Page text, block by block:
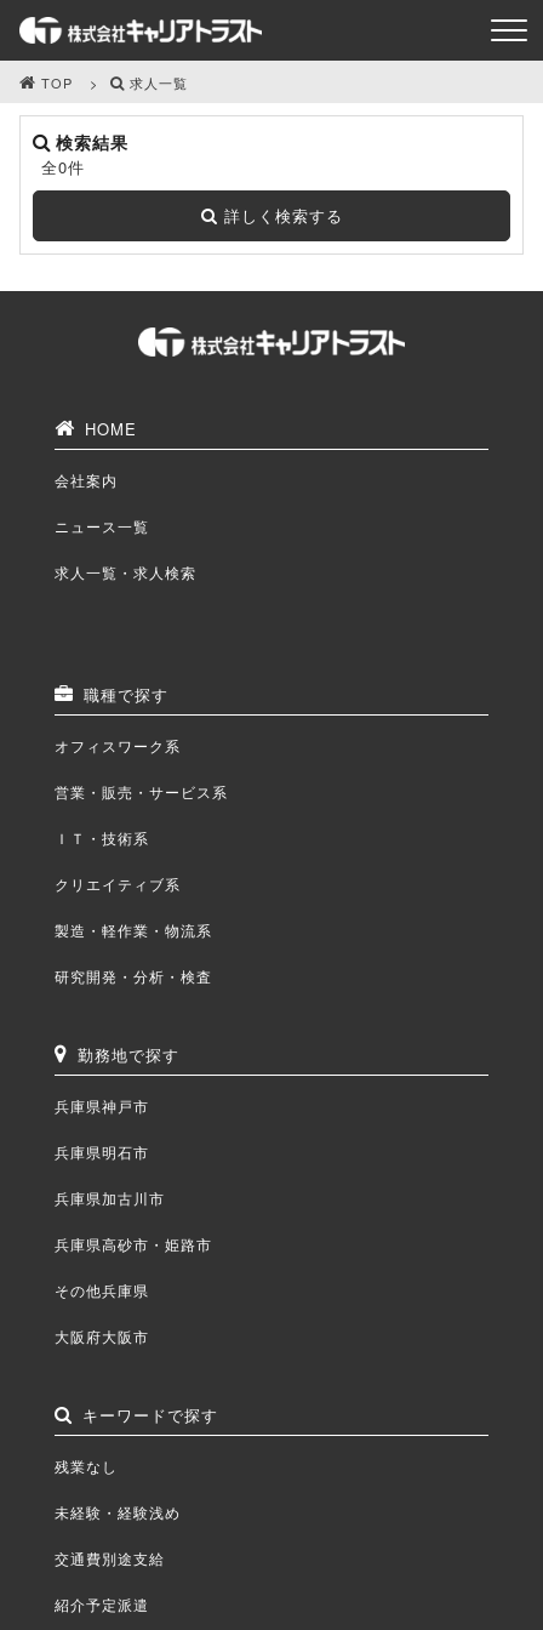
TOP 求人一覧
検索結果
全0件
詳しく検索する
HOME
会社案内
ニュース一覧
求人一覧・求人検索
職種で探す
オフィスワーク系
営業・販売・サービス系
ＩＴ・技術系
クリエイティブ系
製造・軽作業・物流系
研究開発・分析・検査
勤務地で探す
兵庫県神戸市
兵庫県明石市
兵庫県加古川市
兵庫県高砂市・姫路市
その他兵庫県
大阪府大阪市
キーワードで探す
残業なし
未経験・経験浅め
交通費別途支給
紹介予定派遣